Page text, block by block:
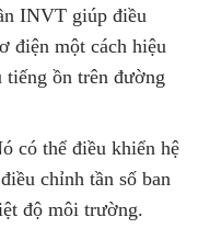
INVT giúp điều
điện một cách hiệu
ồn trên đường
có thể điều khiển hệ
chỉnh tần số ban
độ môi trường.